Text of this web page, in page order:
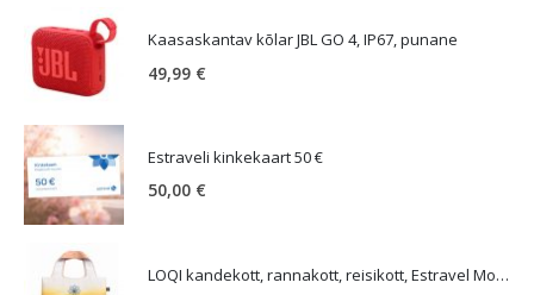
Kaasaskantav kõlar JBL GO 4, IP67, punane
49,99 €
Estraveli kinkekaart 50 €
50,00 €
LOQI kandekott, rannakott, reisikott, Estravel Mountain Bag